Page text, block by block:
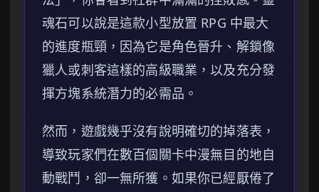
魂石可以說是這款小型放置 RPG 中最大
的進度瓶頸，因為它是角色晉升、解鎖像
獵人或刺客這樣的高級職業，以及充分發
揮方塊系統潛力的必需品。
然而，遊戲幾乎沒有說明確切的掉落表，
導致玩家們在數百個關卡中漫無目的地自
動戰鬥，卻一無所獲。如果你已經厭倦了